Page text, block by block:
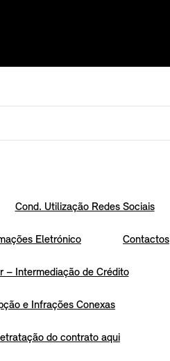
Cond. Utilização Redes Sociais
Eletrónico Contactos
– Intermediação de Crédito
e Infrações Conexas
do contrato aqui